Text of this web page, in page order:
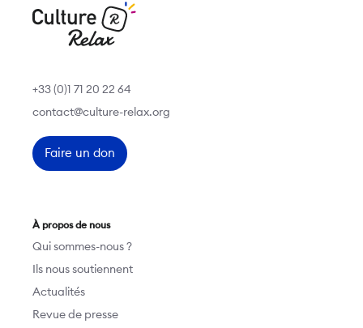
+33 (0)1 71 20 22 64
contact@culture-relax.org
Faire un don
À propos de nous
Qui sommes-nous ?
Ils nous soutiennent
Actualités
Revue de presse